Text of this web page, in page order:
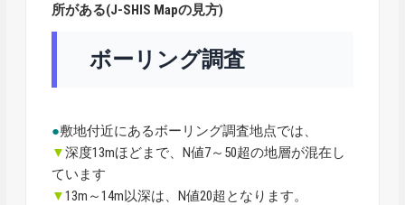
所がある(J-SHIS Mapの見方)
ボーリング調査
●敷地付近にあるボーリング調査地点では、
▼深度13mほどまで、N値7～50超の地層が混在し
ています
▼13m～14m以深は、N値20超となります。